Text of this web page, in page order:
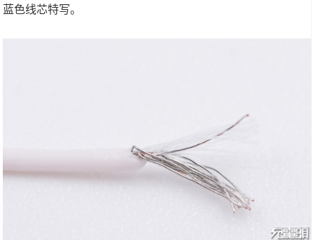
蓝色线芯特写。